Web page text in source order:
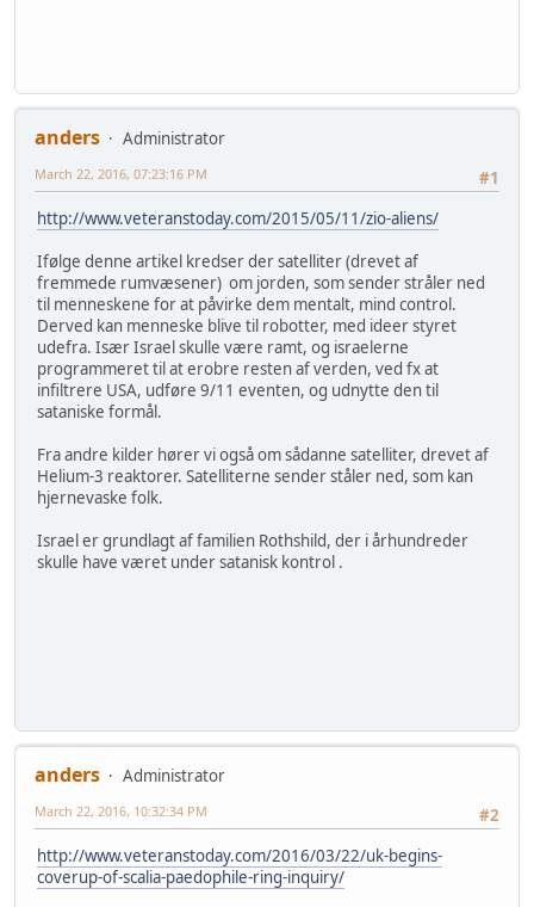
anders
Administrator
#1
March 22, 2016, 07:23:16 PM
http://www.veteranstoday.com/2015/05/11/zio-aliens/
Ifølge denne artikel kredser der satelliter (drevet af
fremmede rumvæsener) om jorden, som sender stråler ned
til menneskene for at påvirke dem mentalt, mind control.
Derved kan menneske blive til robotter, med ideer styret
udefra. Især Israel skulle være ramt, og israelerne
programmeret til at erobre resten af verden, ved fx at
infiltrere USA, udføre 9/11 eventen, og udnytte den til
sataniske formål.
Fra andre kilder hører vi også om sådanne satelliter, drevet af
Helium-3 reaktorer. Satelliterne sender ståler ned, som kan
hjernevaske folk.
Israel er grundlagt af familien Rothshild, der i århundreder
skulle have været under satanisk kontrol .
anders
Administrator
#2
March 22, 2016, 10:32:34 PM
http://www.veteranstoday.com/2016/03/22/uk-begins-
coverup-of-scalia-paedophile-ring-inquiry/